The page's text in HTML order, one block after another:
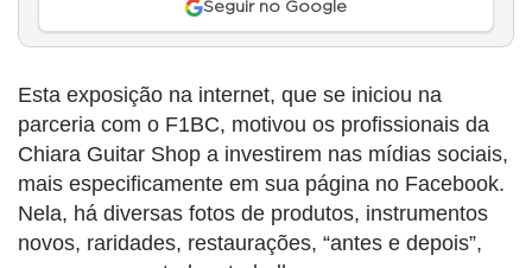
Seguir no Google
Esta exposição na internet, que se iniciou na
parceria com o F1BC, motivou os profissionais da
Chiara Guitar Shop a investirem nas mídias sociais,
mais especificamente em sua página no Facebook.
Nela, há diversas fotos de produtos, instrumentos
novos, raridades, restaurações, “antes e depois”,